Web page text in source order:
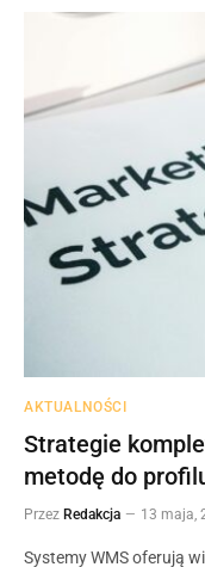
AKTUALNOŚCI
Strategie
metodę do
Przez Redakcja 13 maja,
Systemy WMS oferują